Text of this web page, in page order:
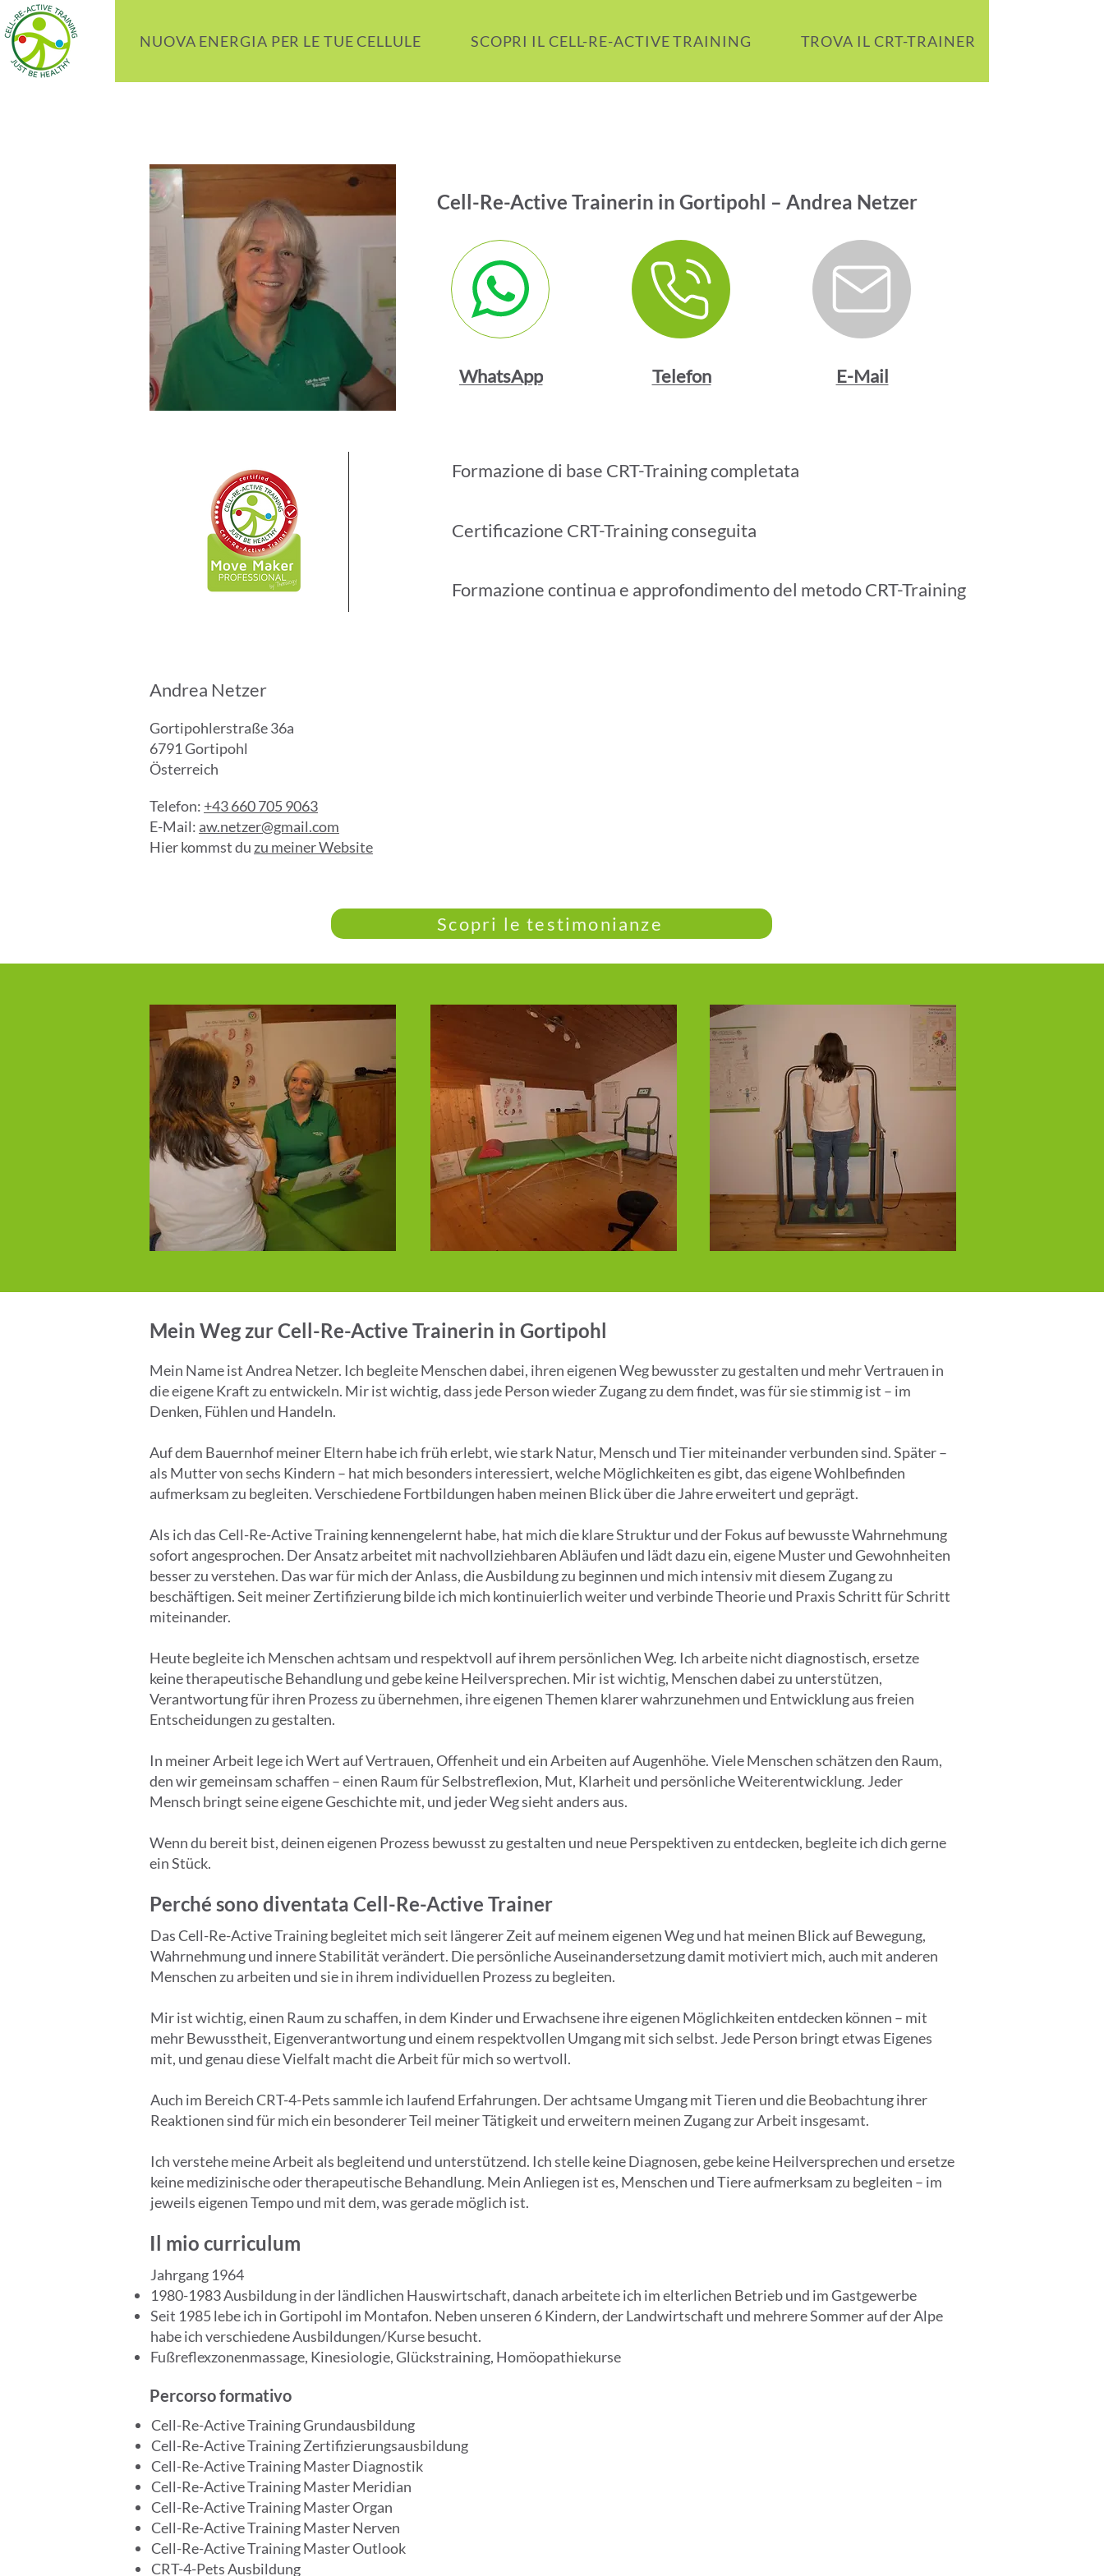
NUOVA ENERGIA PER LE TUE CELLULE SCOPRI IL CELL-RE-ACTIVE TRAINING TROVA IL CRT-TRAINER
Cell-Re-Active Trainerin in Gortipohl – Andrea Netzer
WhatsApp Telefon E-Mail
Formazione di base CRT-Training completata
Certificazione CRT-Training conseguita
Formazione continua e approfondimento del metodo CRT-Training
Andrea Netzer
Gortipohlerstraße 36a
6791 Gortipohl
Österreich
Telefon: +43 660 705 9063
E-Mail: aw.netzer@gmail.com
Hier kommst du zu meiner Website
Scopri le testimonianze
Mein Weg zur Cell-Re-Active Trainerin in Gortipohl
Mein Name ist Andrea Netzer. Ich begleite Menschen dabei, ihren eigenen Weg bewusster zu gestalten und mehr Vertrauen in
die eigene Kraft zu entwickeln. Mir ist wichtig, dass jede Person wieder Zugang zu dem findet, was für sie stimmig ist – im
Denken, Fühlen und Handeln.
Auf dem Bauernhof meiner Eltern habe ich früh erlebt, wie stark Natur, Mensch und Tier miteinander verbunden sind. Später –
als Mutter von sechs Kindern – hat mich besonders interessiert, welche Möglichkeiten es gibt, das eigene Wohlbefinden
aufmerksam zu begleiten. Verschiedene Fortbildungen haben meinen Blick über die Jahre erweitert und geprägt.
Als ich das Cell-Re-Active Training kennengelernt habe, hat mich die klare Struktur und der Fokus auf bewusste Wahrnehmung
sofort angesprochen. Der Ansatz arbeitet mit nachvollziehbaren Abläufen und lädt dazu ein, eigene Muster und Gewohnheiten
besser zu verstehen. Das war für mich der Anlass, die Ausbildung zu beginnen und mich intensiv mit diesem Zugang zu
beschäftigen. Seit meiner Zertifizierung bilde ich mich kontinuierlich weiter und verbinde Theorie und Praxis Schritt für Schritt
miteinander.
Heute begleite ich Menschen achtsam und respektvoll auf ihrem persönlichen Weg. Ich arbeite nicht diagnostisch, ersetze
keine therapeutische Behandlung und gebe keine Heilversprechen. Mir ist wichtig, Menschen dabei zu unterstützen,
Verantwortung für ihren Prozess zu übernehmen, ihre eigenen Themen klarer wahrzunehmen und Entwicklung aus freien
Entscheidungen zu gestalten.
In meiner Arbeit lege ich Wert auf Vertrauen, Offenheit und ein Arbeiten auf Augenhöhe. Viele Menschen schätzen den Raum,
den wir gemeinsam schaffen – einen Raum für Selbstreflexion, Mut, Klarheit und persönliche Weiterentwicklung. Jeder
Mensch bringt seine eigene Geschichte mit, und jeder Weg sieht anders aus.
Wenn du bereit bist, deinen eigenen Prozess bewusst zu gestalten und neue Perspektiven zu entdecken, begleite ich dich gerne
ein Stück.
Perché sono diventata Cell-Re-Active Trainer
Das Cell-Re-Active Training begleitet mich seit längerer Zeit auf meinem eigenen Weg und hat meinen Blick auf Bewegung,
Wahrnehmung und innere Stabilität verändert. Die persönliche Auseinandersetzung damit motiviert mich, auch mit anderen
Menschen zu arbeiten und sie in ihrem individuellen Prozess zu begleiten.
Mir ist wichtig, einen Raum zu schaffen, in dem Kinder und Erwachsene ihre eigenen Möglichkeiten entdecken können – mit
mehr Bewusstheit, Eigenverantwortung und einem respektvollen Umgang mit sich selbst. Jede Person bringt etwas Eigenes
mit, und genau diese Vielfalt macht die Arbeit für mich so wertvoll.
Auch im Bereich CRT-4-Pets sammle ich laufend Erfahrungen. Der achtsame Umgang mit Tieren und die Beobachtung ihrer
Reaktionen sind für mich ein besonderer Teil meiner Tätigkeit und erweitern meinen Zugang zur Arbeit insgesamt.
Ich verstehe meine Arbeit als begleitend und unterstützend. Ich stelle keine Diagnosen, gebe keine Heilversprechen und ersetze
keine medizinische oder therapeutische Behandlung. Mein Anliegen ist es, Menschen und Tiere aufmerksam zu begleiten – im
jeweils eigenen Tempo und mit dem, was gerade möglich ist.
Il mio curriculum
Jahrgang 1964
1980-1983 Ausbildung in der ländlichen Hauswirtschaft, danach arbeitete ich im elterlichen Betrieb und im Gastgewerbe
Seit 1985 lebe ich in Gortipohl im Montafon. Neben unseren 6 Kindern, der Landwirtschaft und mehrere Sommer auf der Alpe
habe ich verschiedene Ausbildungen/Kurse besucht.
Fußreflexzonenmassage, Kinesiologie, Glückstraining, Homöopathiekurse
Percorso formativo
Cell-Re-Active Training Grundausbildung
Cell-Re-Active Training Zertifizierungsausbildung
Cell-Re-Active Training Master Diagnostik
Cell-Re-Active Training Master Meridian
Cell-Re-Active Training Master Organ
Cell-Re-Active Training Master Nerven
Cell-Re-Active Training Master Outlook
CRT-4-Pets Ausbildung